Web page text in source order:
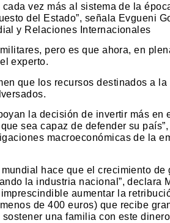
vez más al sistema de la
del Estado”, señala Evgueni
y Relaciones Internacionales
pero es que ahora, en
experto.
que los recursos destinados a la
la decisión de invertir más en
sea capaz de defender su
macroeconómicas de la
hace que el crecimiento de
la industria nacional”, declara
aumentar la
de 400 euros) que recibe
una familia con este